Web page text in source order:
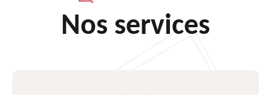
Nos services